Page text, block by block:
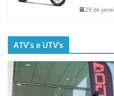
29 de
ATV’s e UTV’s